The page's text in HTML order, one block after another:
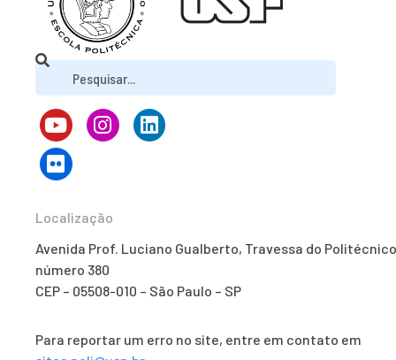
Localização
Avenida Prof. Luciano Gualberto, Travessa do
número 380
CEP – 05508-010 – São Paulo – SP
Para reportar um erro no site, entre em contato em